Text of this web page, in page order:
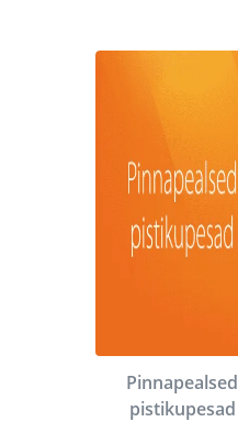
Pinnapealsed
pistikupesad